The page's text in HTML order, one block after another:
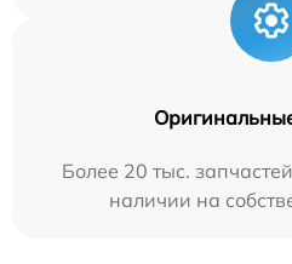
Более 20 тыс.
наличии на